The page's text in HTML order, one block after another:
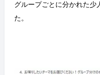
グループごとに分かれた少
た。